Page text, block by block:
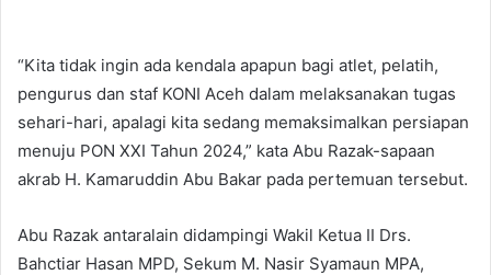
“Kita tidak ingin ada kendala apapun bagi atlet, pelatih,
pengurus dan staf KONI Aceh dalam melaksanakan tugas
sehari-hari, apalagi kita sedang memaksimalkan persiapan
menuju PON XXI Tahun 2024,” kata Abu Razak-sapaan
akrab H. Kamaruddin Abu Bakar pada pertemuan tersebut.
Abu Razak antaralain didampingi Wakil Ketua II Drs.
Bahctiar Hasan MPD, Sekum M. Nasir Syamaun MPA,